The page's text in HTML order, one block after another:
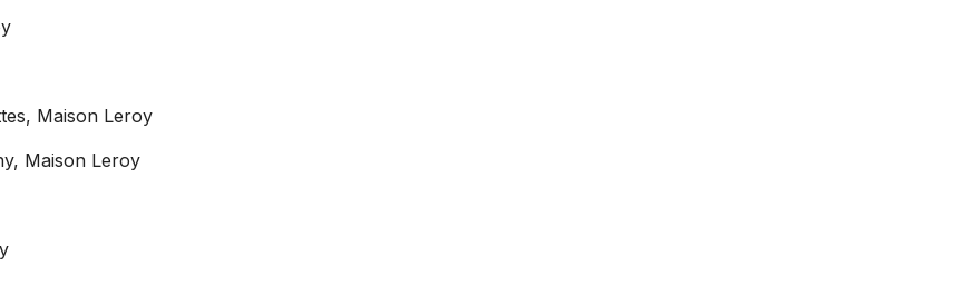
Maison Leroy
Maison Leroy